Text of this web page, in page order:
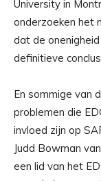
University in
onderzoeken het
dat de
definitieve
En sommige van
problemen die
invloed zijn op
Judd Bowman
een lid van het